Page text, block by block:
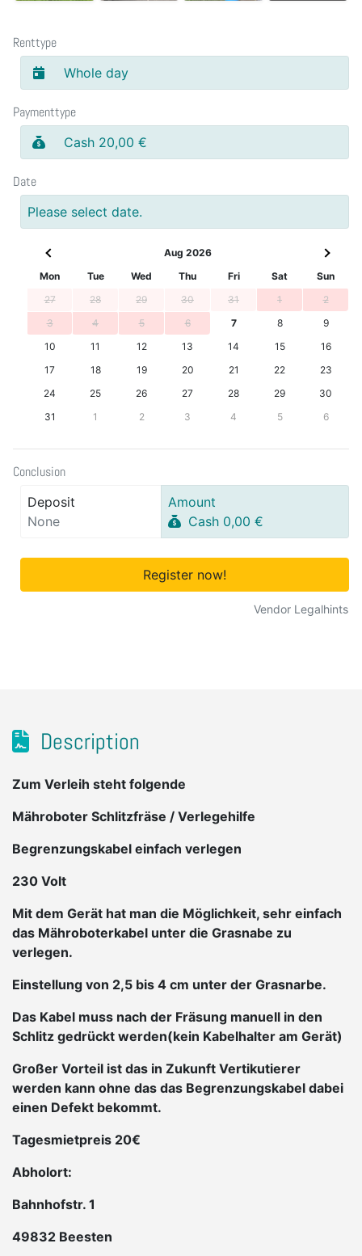
Renttype
Whole day
Paymenttype
Cash 20,00 €
Date
Please select date.
Aug 2026
Mon
Tue Wed Thu Fri Sat
Sun
27
28 29 30 31 1
2
3
4 5 6 7 8
9
10
11 12 13 14 15
16
17
18 19 20 21 22
23
24
25 26 27 28 29
30
31
1 2 3 4 5 6
Conclusion
Deposit
None
Amount
Cash 0,00 €
Register now!
Vendor Legalhints
Description
Zum Verleih steht folgende
Mähroboter Schlitzfräse / Verlegehilfe
Begrenzungskabel einfach verlegen
230 Volt
Mit dem Gerät hat man die Möglichkeit, sehr einfach
das Mähroboterkabel unter die Grasnabe zu
verlegen.
Einstellung von 2,5 bis 4 cm unter der Grasnarbe.
Das Kabel muss nach der Fräsung manuell in den
Schlitz gedrückt werden(kein Kabelhalter am Gerät)
Großer Vorteil ist das in Zukunft Vertikutierer
werden kann ohne das das Begrenzungskabel dabei
einen Defekt bekommt.
Tagesmietpreis 20€
Abholort:
Bahnhofstr. 1
49832 Beesten